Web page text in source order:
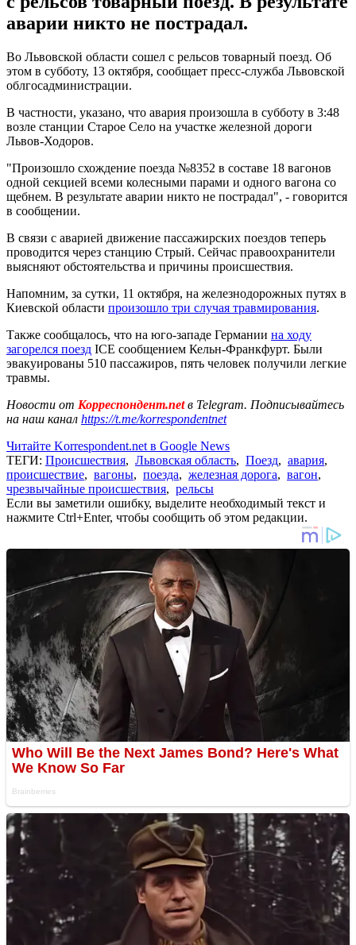
аварии никто не пострадал.
Во Львовской области сошел с рельсов товарный поезд. Об
этом в субботу, 13 октября, сообщает пресс-служба Львовской
облгосадминистрации.
В частности, указано, что авария произошла в субботу в 3:48
возле станции Старое Село на участке железной дороги
Львов-Ходоров.
"Произошло схождение поезда №8352 в составе 18 вагонов
одной секцией всеми колесными парами и одного вагона со
щебнем. В результате аварии никто не пострадал", - говорится
в сообщении.
В связи с аварией движение пассажирских поездов теперь
проводится через станцию ​​Стрый. Сейчас правоохранители
выясняют обстоятельства и причины происшествия.
Напомним, за сутки, 11 октября, на железнодорожных путях в
Киевской области произошло три случая травмирования.
Также сообщалось, что на юго-западе Германии на ходу
загорелся поезд ICE сообщением Кельн-Франкфурт. Были
эвакуированы 510 пассажиров, пять человек получили легкие
травмы.
Новости от Корреспондент.netв Telegram. Подписывайтесь
на наш канал https://t.me/korrespondentnet
Читайте Korrespondent.net в Google News
ТЕГИ: Происшествия, Львовская область, Поезд, авария,
происшествие, вагоны, поезда, железная дорога, вагон,
чрезвычайные происшествия, рельсы
Если вы заметили ошибку, выделите необходимый текст и
нажмите Ctrl+Enter, чтобы сообщить об этом редакции.